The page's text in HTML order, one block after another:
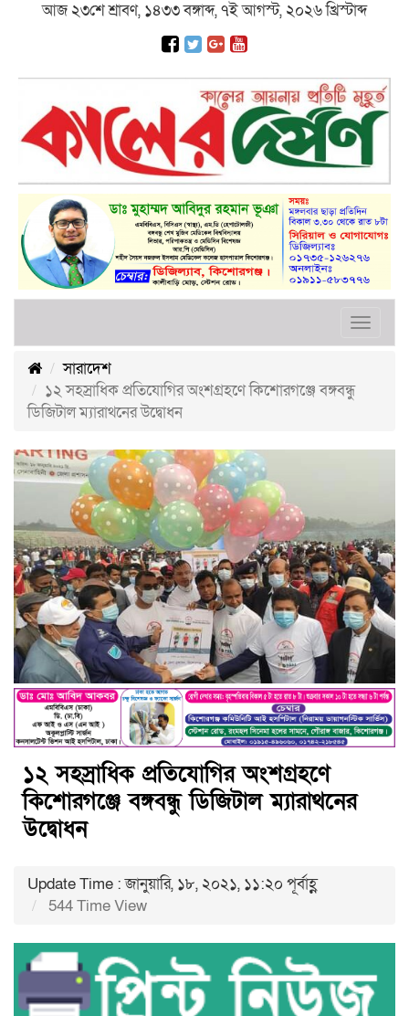
আজ ২৩শে শ্রাবণ, ১৪৩৩ বঙ্গাব্দ, ৭ই আগস্ট, ২০২৬ খ্রিস্টাব্দ
Toggle
সারাদেশ
১২ সহস্রাধিক প্রতিযোগির অংশগ্রহণে কিশোরগঞ্জে বঙ্গবন্ধু
ডিজিটাল ম্যারাথনের উদ্বোধন
১২ সহস্রাধিক প্রতিযোগির অংশগ্রহণে
কিশোরগঞ্জে বঙ্গবন্ধু ডিজিটাল ম্যারাথনের
উদ্বোধন
Update Time : জানুয়ারি, ১৮, ২০২১, ১১:২০ পূর্বাহ্ণ
544 Time View